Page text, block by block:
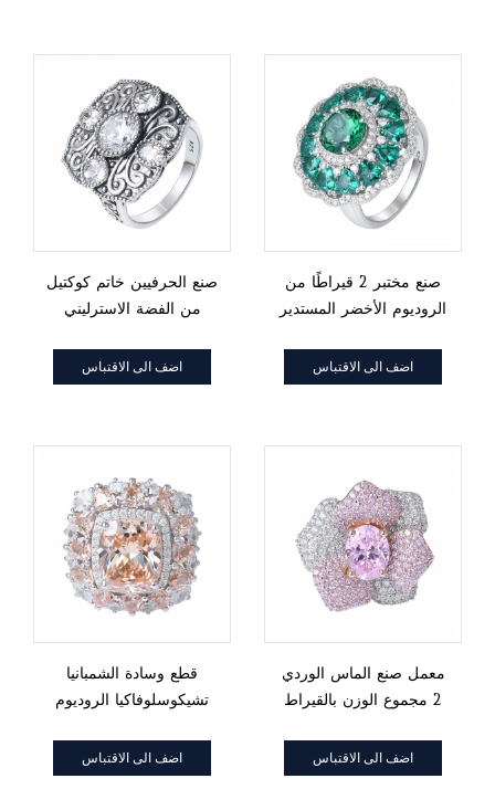
صنع الحرفيين خاتم كوكتيل
من الفضة الاسترليني
المتحدة الأمريكية
اضف الى الاقتباس
صنع مختبر 2 قيراطًا من
الروديوم الأخضر المستدير
الفضة الإسترليني
اضف الى الاقتباس
قطع وسادة الشمبانيا
تشيكوسلوفاكيا الروديوم
الاسترليني 925
اضف الى الاقتباس
معمل صنع الماس الوردي
2 مجموع الوزن بالقيراط
فوق خاتم وردة من الفضة
اضف الى الاقتباس